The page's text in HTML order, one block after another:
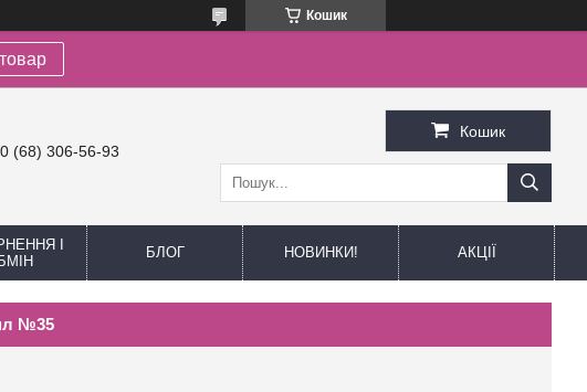
Кошик
(68) 306-56-93
Кошик
І
БЛОГ НОВИНКИ! АКЦІЇ
№35